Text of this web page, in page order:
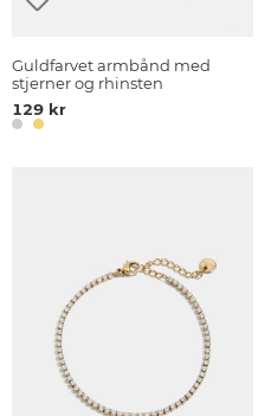
Guldfarvet armbånd med
stjerner og rhinsten
129 kr